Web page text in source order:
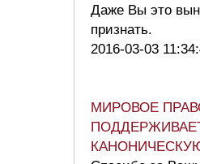
Даже Вы это
признать.
2016-03-03
МИРОВОЕ